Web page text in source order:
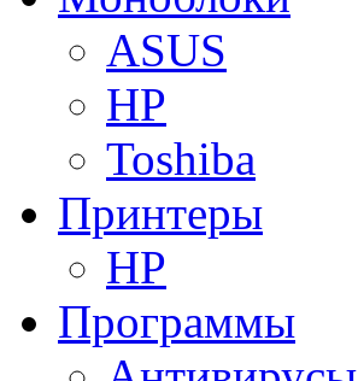
ASUS
HP
Toshiba
Принтеры
HP
Программы